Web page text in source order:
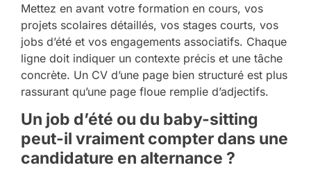
Mettez en avant votre formation en cours, vos
projets scolaires détaillés, vos stages courts, vos
jobs d’été et vos engagements associatifs. Chaque
ligne doit indiquer un contexte précis et une tâche
concrète. Un CV d’une page bien structuré est plus
rassurant qu’une page floue remplie d’adjectifs.
Un job d’été ou du baby-sitting
peut-il vraiment compter dans une
candidature en alternance ?